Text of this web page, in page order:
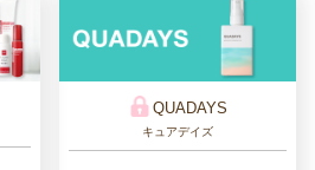
QUADAYS
キュアデイズ